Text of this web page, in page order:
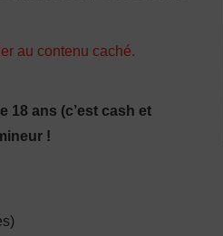
au contenu caché.
18 ans (c’est cash et
!